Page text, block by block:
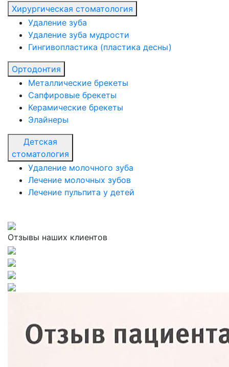
Хирургическая стоматология
Удаление зуба
Удаление зуба мудрости
Гингивопластика (пластика десны)
Ортодонтия
Металлические брекеты
Сапфировые брекеты
Керамические брекеты
Элайнеры
Детская
стоматология
Удаление молочного зуба
Лечение молочных зубов
Лечение пульпита у детей
Отзывы наших клиентов